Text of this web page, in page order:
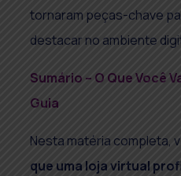
tornaram peças-chave
destacar no ambiente
Sumário – O Que Você
Guia
Nesta matéria completa,
que uma loja virtual